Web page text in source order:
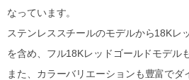
なっています。
ステンレススチールのモデルから18Kレ
を含め、フル18Kレッドゴールドモデル
また、カラーバリエーションも豊富で